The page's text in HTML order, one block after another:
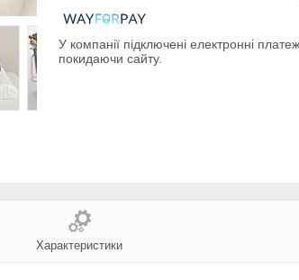
У компанії підключені електронні
покидаючи сайту.
Характеристики